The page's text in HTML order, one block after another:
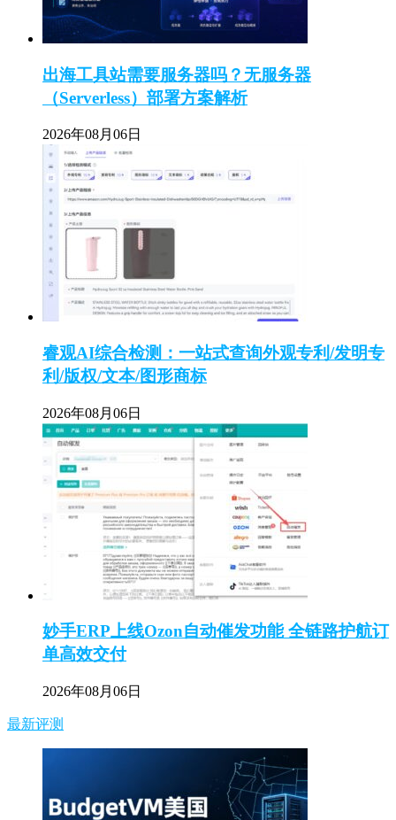
出海工具站需要服务器吗？无服务器
（Serverless）部署方案解析
2026年08月06日
睿观AI综合检测：一站式查询外观专利/发明专
利/版权/文本/图形商标
2026年08月06日
妙手ERP上线Ozon自动催发功能 全链路护航订
单高效交付
2026年08月06日
最新评测